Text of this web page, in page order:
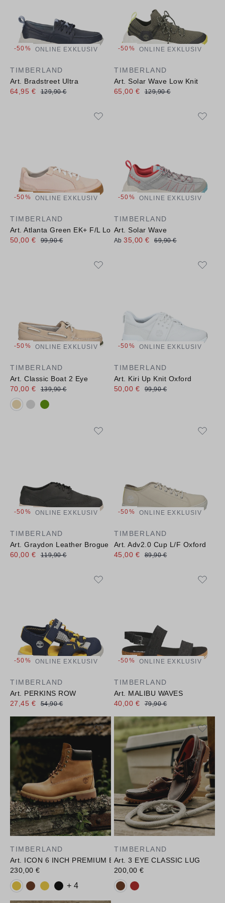
-50% ONLINE EXKLUSIV
TIMBERLAND
Art. Bradstreet Ultra
64,95 €
129,90 €
-50% ONLINE EXKLUSIV
TIMBERLAND
Art. Solar Wave Low Knit
65,00 €
129,90 €
-50% ONLINE EXKLUSIV
TIMBERLAND
Art. Atlanta Green EK+ F/L Low Lace Up
50,00 €
99,90 €
-50% ONLINE EXKLUSIV
TIMBERLAND
Art. Solar Wave
Ab35,00 € 69,90 €
-50% ONLINE EXKLUSIV
TIMBERLAND
Art. Classic Boat 2 Eye
70,00 €
139,90 €
Verfügbare Farbvarianten:
-50% ONLINE EXKLUSIV
TIMBERLAND
Art. Kiri Up Knit Oxford
50,00 €
99,90 €
-50% ONLINE EXKLUSIV
TIMBERLAND
Art. Graydon Leather Brogue Oxford
60,00 €
119,90 €
-50% ONLINE EXKLUSIV
TIMBERLAND
Art. Adv2.0 Cup L/F Oxford
45,00 €
89,90 €
-50% ONLINE EXKLUSIV
TIMBERLAND
Art. PERKINS ROW
27,45 €
54,90 €
-50% ONLINE EXKLUSIV
TIMBERLAND
Art. MALIBU WAVES
40,00 €
79,90 €
TIMBERLAND
Art. ICON 6 INCH PREMIUM BOOT
230,00 €
Verfügbare Farbvarianten:
+ 4
TIMBERLAND
Art. 3 EYE CLASSIC LUG
200,00 €
Verfügbare Farbvarianten: